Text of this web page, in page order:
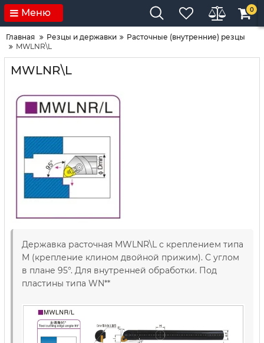
Меню 0
Главная Резцы и державки
Расточные (внутренние) резцы
MWLNR\L
MWLNR\L
Державка расточная MWLNR\L с креплением типа
M (крепление клином двойной прижим). С углом
в плане 95°. Для внутренней обработки. Под
пластины типа WN**